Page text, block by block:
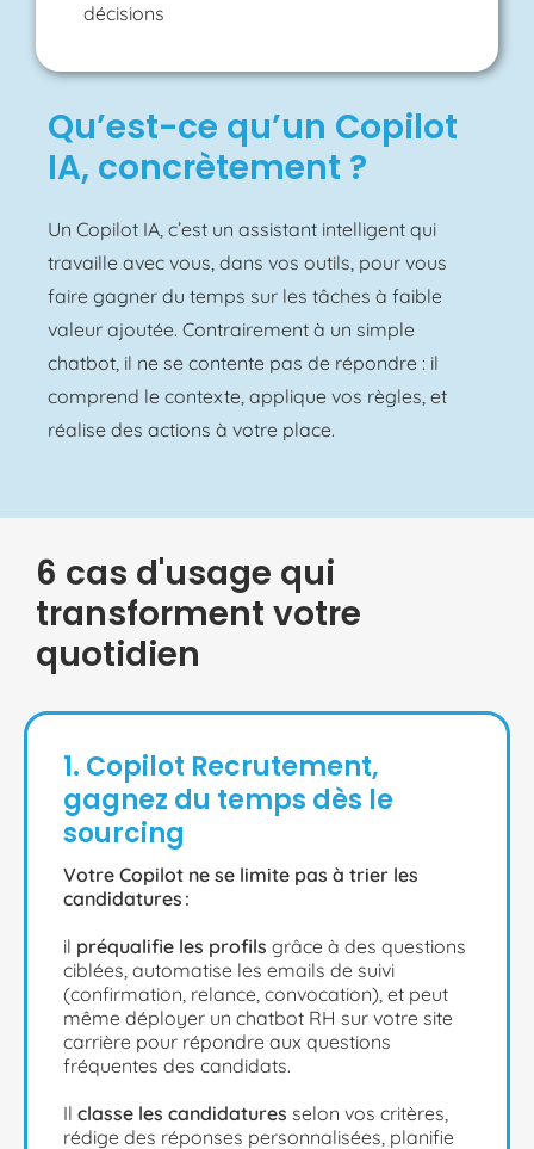
décisions
Qu’est-ce qu’un Copilot
IA, concrètement ?
Un Copilot IA, c’est un assistant intelligent qui
travaille avec vous, dans vos outils, pour vous
faire gagner du temps sur les tâches à faible
valeur ajoutée. Contrairement à un simple
chatbot, il ne se contente pas de répondre : il
comprend le contexte, applique vos règles, et
réalise des actions à votre place.
6 cas d'usage qui
transforment votre
quotidien
1. Copilot Recrutement,
gagnez du temps dès le
sourcing
Votre Copilot ne se limite pas à trier les
candidatures :
il préqualifie les profils grâce à des questions
ciblées, automatise les emails de suivi
(confirmation, relance, convocation), et peut
même déployer un chatbot RH sur votre site
carrière pour répondre aux questions
fréquentes des candidats.
Il classe les candidatures selon vos critères,
rédige des réponses personnalisées, planifie